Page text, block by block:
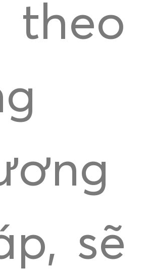
theo
sẽ